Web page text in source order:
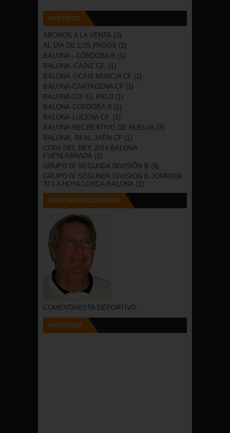
PARTIDOS
ABONOS A LA VENTA (3)
AL DÍA DE LOS PAGOS (1)
BALONA - CÓRDOBA B (1)
BALONA -CÁDIZ CF. (1)
BALONA -UCAM MURCIA CF (1)
BALONA-CARTAGENA CF (1)
BALONA-CD. EL PALO (1)
BALONA-CORDOBA B (1)
BALONA-LUCENA CF. (1)
BALONA-RECREATIVO DE HUELVA (3)
BALONA. REAL JAÉN CF (1)
COPA DEL REY 2014 BALONA
FUENLABRADA (2)
GRUPO IV SEGUNDA DIVISIÓN B (9)
GRUPO IV SEGUNDA DIVISIÓN B JORNADA
37 LA HOYA LORCA-BALONA (1)
NARCISO MALDONADO
COMENTARISTA DEPORTIVO
FACEBOOK